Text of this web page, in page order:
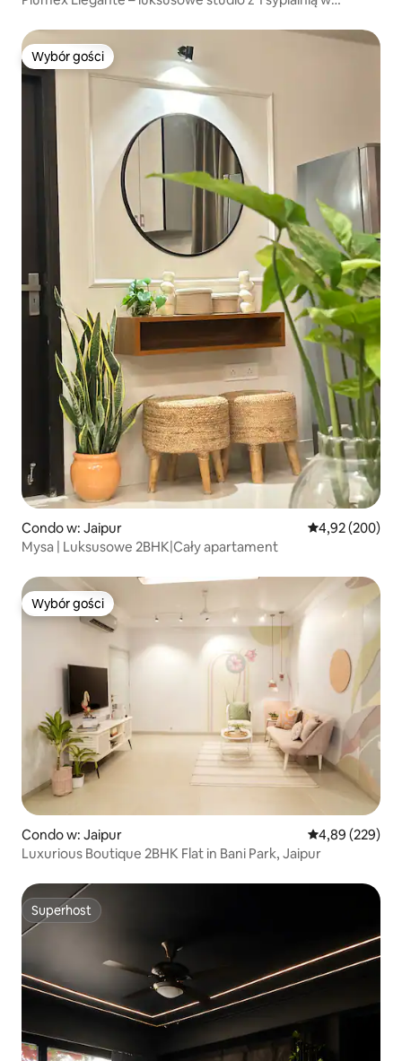
Wybór gości
Wybór gości
Condo w: Jaipur Średnia
4,92 (200)
Mysa | Luksusowe 2BHK|Cały apartament
Wybór gości
Wybór gości
Condo w: Jaipur Średnia
4,89 (229)
Luxurious Boutique 2BHK Flat in Bani Park, Jaipur
Superhost
Superhost